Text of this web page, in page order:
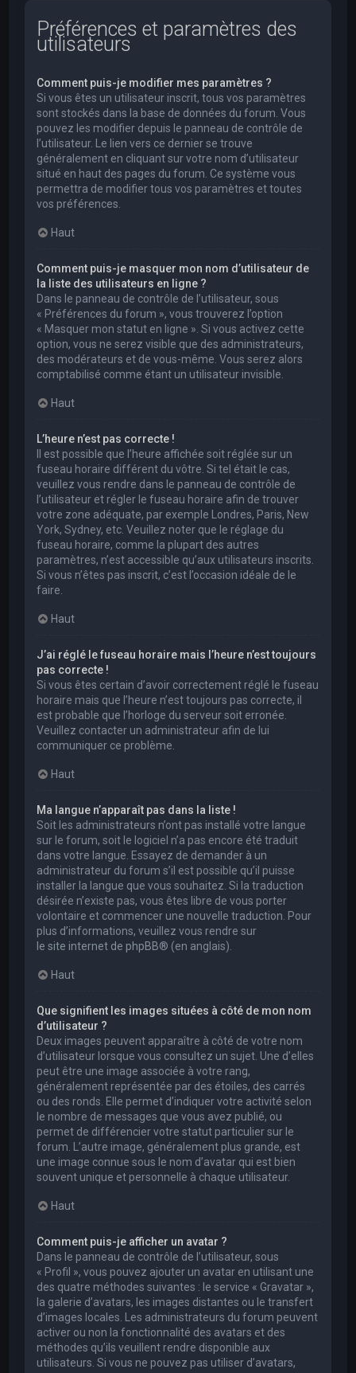
Préférences et paramètres des
utilisateurs
Comment puis-je modifier mes paramètres ?
Si vous êtes un utilisateur inscrit, tous vos paramètres
sont stockés dans la base de données du forum. Vous
pouvez les modifier depuis le panneau de contrôle de
l’utilisateur. Le lien vers ce dernier se trouve
généralement en cliquant sur votre nom d’utilisateur
situé en haut des pages du forum. Ce système vous
permettra de modifier tous vos paramètres et toutes
vos préférences.
Haut
Comment puis-je masquer mon nom d’utilisateur de
la liste des utilisateurs en ligne ?
Dans le panneau de contrôle de l’utilisateur, sous
« Préférences du forum », vous trouverez l’option
« Masquer mon statut en ligne ». Si vous activez cette
option, vous ne serez visible que des administrateurs,
des modérateurs et de vous-même. Vous serez alors
comptabilisé comme étant un utilisateur invisible.
Haut
L’heure n’est pas correcte !
Il est possible que l’heure affichée soit réglée sur un
fuseau horaire différent du vôtre. Si tel était le cas,
veuillez vous rendre dans le panneau de contrôle de
l’utilisateur et régler le fuseau horaire afin de trouver
votre zone adéquate, par exemple Londres, Paris, New
York, Sydney, etc. Veuillez noter que le réglage du
fuseau horaire, comme la plupart des autres
paramètres, n’est accessible qu’aux utilisateurs inscrits.
Si vous n’êtes pas inscrit, c’est l’occasion idéale de le
faire.
Haut
J’ai réglé le fuseau horaire mais l’heure n’est toujours
pas correcte !
Si vous êtes certain d’avoir correctement réglé le fuseau
horaire mais que l’heure n’est toujours pas correcte, il
est probable que l’horloge du serveur soit erronée.
Veuillez contacter un administrateur afin de lui
communiquer ce problème.
Haut
Ma langue n’apparaît pas dans la liste !
Soit les administrateurs n’ont pas installé votre langue
sur le forum, soit le logiciel n’a pas encore été traduit
dans votre langue. Essayez de demander à un
administrateur du forum s’il est possible qu’il puisse
installer la langue que vous souhaitez. Si la traduction
désirée n’existe pas, vous êtes libre de vous porter
volontaire et commencer une nouvelle traduction. Pour
plus d’informations, veuillez vous rendre sur
le site internet de phpBB® (en anglais).
Haut
Que signifient les images situées à côté de mon nom
d’utilisateur ?
Deux images peuvent apparaître à côté de votre nom
d’utilisateur lorsque vous consultez un sujet. Une d’elles
peut être une image associée à votre rang,
généralement représentée par des étoiles, des carrés
ou des ronds. Elle permet d’indiquer votre activité selon
le nombre de messages que vous avez publié, ou
permet de différencier votre statut particulier sur le
forum. L’autre image, généralement plus grande, est
une image connue sous le nom d’avatar qui est bien
souvent unique et personnelle à chaque utilisateur.
Haut
Comment puis-je afficher un avatar ?
Dans le panneau de contrôle de l’utilisateur, sous
« Profil », vous pouvez ajouter un avatar en utilisant une
des quatre méthodes suivantes : le service « Gravatar »,
la galerie d’avatars, les images distantes ou le transfert
d’images locales. Les administrateurs du forum peuvent
activer ou non la fonctionnalité des avatars et des
méthodes qu’ils veuillent rendre disponible aux
utilisateurs. Si vous ne pouvez pas utiliser d’avatars,